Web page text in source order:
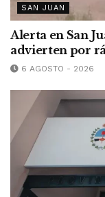
SAN JUAN
Alerta en San
advierten por
6 AGOSTO - 2026